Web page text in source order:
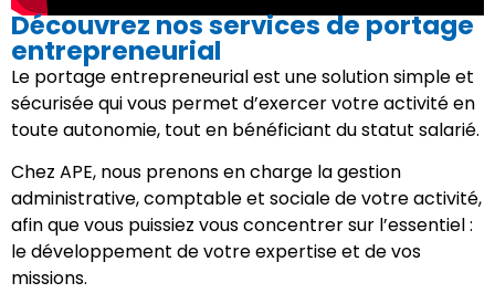
Découvrez nos services de portage
entrepreneurial
Le portage entrepreneurial est une solution simple et
sécurisée qui vous permet d’exercer votre activité en
toute autonomie, tout en bénéficiant du statut salarié.
Chez APE, nous prenons en charge la gestion
administrative, comptable et sociale de votre activité,
afin que vous puissiez vous concentrer sur l’essentiel :
le développement de votre expertise et de vos
missions.